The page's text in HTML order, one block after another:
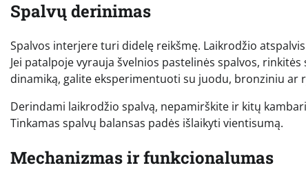
Spalvų derinimas
Spalvos interjere turi didelę reikšmę. Laikrodžio
Jei patalpoje vyrauja švelnios pastelinės spalvos,
dinamiką, galite eksperimentuoti su juodu, bronziniu ar
Derindami laikrodžio spalvą, nepamirškite ir kitų
Tinkamas spalvų balansas padės išlaikyti vientisumą.
Mechanizmas ir funkcionalumas